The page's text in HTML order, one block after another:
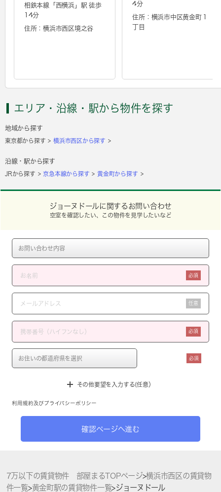
相鉄本線「 西横浜」駅 徒歩
14分
住所：横浜市西区境之谷
4分
住所：横浜市中区黄金町１
丁目
エリア・沿線・駅から物件を探す
地域から探す
東京都から探す 横浜市西区から探す
沿線・駅から探す
JRから探す 京急本線から探す 黄金町から探す
ジョーヌドールに関するお問い合わせ
空室を確認したい、この物件を見学したいなど
必須
任意
必須
必須
その他要望を入力する(任意）
利用規約 及び プライバシーポリシー
確認ページへ進む
7万以下の賃貸物件 部屋まるTOPページ>横浜市西区の賃貸物
件一覧>黄金町駅の賃貸物件一覧>ジョーヌドール